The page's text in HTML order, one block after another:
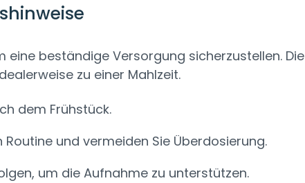
beständige Versorgung sicherzustellen. Die
zu einer Mahlzeit.
dem Frühstück.
und vermeiden Sie Überdosierung.
um die Aufnahme zu unterstützen.